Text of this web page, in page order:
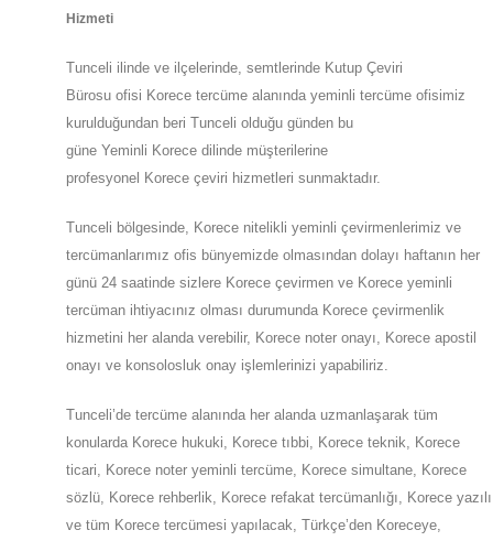
Hizmeti
Tunceli ilinde ve ilçelerinde, semtlerinde Kutup Çeviri
Bürosu ofisi Korece tercüme alanında yeminli tercüme ofisimiz
kurulduğundan beri Tunceli olduğu günden bu
güne Yeminli Korece dilinde müşterilerine
profesyonel Korece çeviri hizmetleri sunmaktadır.
Tunceli bölgesinde, Korece nitelikli yeminli çevirmenlerimiz ve
tercümanlarımız ofis bünyemizde olmasından dolayı haftanın her
günü 24 saatinde sizlere Korece çevirmen ve Korece yeminli
tercüman ihtiyacınız olması durumunda Korece çevirmenlik
hizmetini her alanda verebilir, Korece noter onayı, Korece apostil
onayı ve konsolosluk onay işlemlerinizi yapabiliriz.
Tunceli’de tercüme alanında her alanda uzmanlaşarak tüm
konularda Korece hukuki, Korece tıbbi, Korece teknik, Korece
ticari, Korece noter yeminli tercüme, Korece simultane, Korece
sözlü, Korece rehberlik, Korece refakat tercümanlığı, Korece yazılı
ve tüm Korece tercümesi yapılacak, Türkçe’den Koreceye,